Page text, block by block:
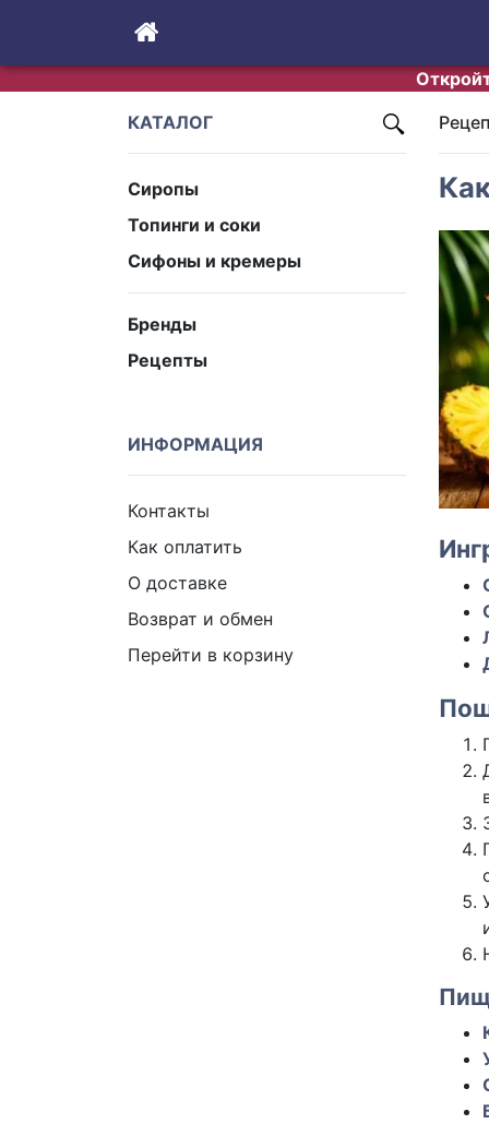
КАТАЛОГ
Сиропы
Топинги и соки
Сифоны и кремеры
Бренды
Рецепты
ИНФОРМАЦИЯ
Контакты
Как оплатить
О доставке
Возврат и обмен
Перейти в корзину